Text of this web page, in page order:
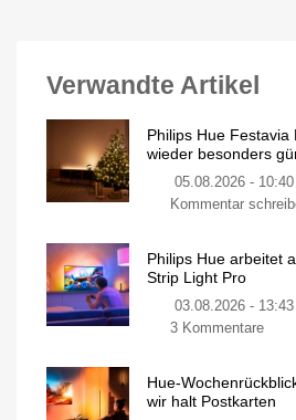
Verwandte Artikel
Philips Hue
wieder besonders
05.08.2026 -
Kommentar
Philips Hue arbeitet
Strip Light Pro
03.08.2026 -
3 Kommentare
Hue-
wir halt Postkarten